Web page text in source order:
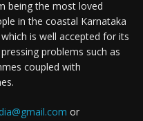
being the most loved
in the coastal Karnataka
is well accepted for its
problems such as
coupled with
or